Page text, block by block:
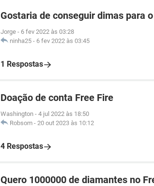
Gostaria de conseguir dimas para
Jorge - 6 fev 2022 às 03:28
ninha25 - 6 fev 2022 às 03:45
1 Respostas
Doação de conta Free Fire
Washington - 4 jul 2022 às 18:50
Robsom - 20 out 2023 às 10:12
4 Respostas
Quero 1000000 de diamantes no